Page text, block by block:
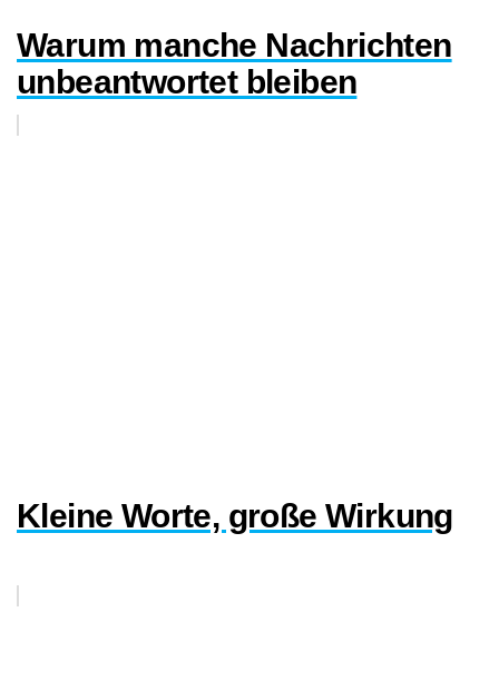
Warum manche Nachrichten
unbeantwortet bleiben
Kleine Worte, große Wirkung